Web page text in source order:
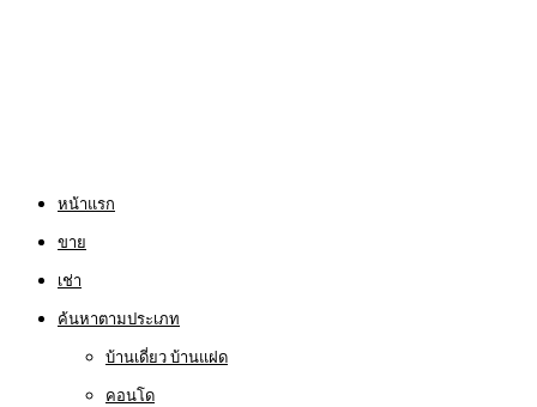
หน้าแรก
ขาย
เช่า
ค้นหาตามประเภท
บ้านเดี่ยว บ้านแฝด
คอนโด